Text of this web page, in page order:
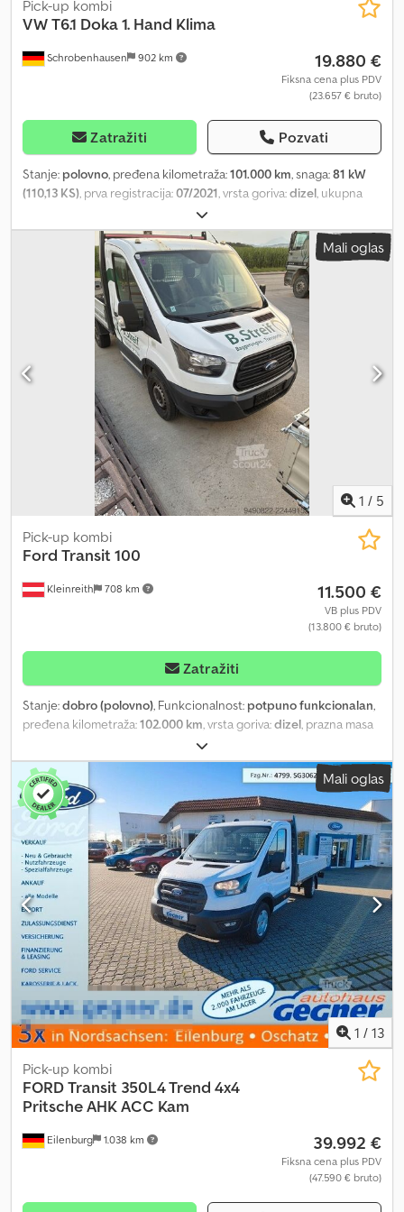
Schrobenhausen 902 km
Pick-up kombi
VWT6.1 Doka 1. Hand Klima
19.880 €
Fiksna cena plus PDV
(23.657 € bruto)
Zatražiti Pozvati
Stanje: polovno, pređena kilometraža:101.000 km, snaga:81 kW
(110,13 KS), prva registracija:07/2021, vrsta goriva:dizel, ukupna
, sledeća inspekcija (TÜV):
prenosa:mehanički, emisioni razred:Euro 6, broj sedišta:6,
ABS, centralno zaključavanje, elektronski program
stabilnosti (ESP), filter za čađ, grejač za parkiranje, klima uređaj
Daljinski upravljač, grejani spoljni retrovizori, radio, šipke za
zaštitnu ceradu, mogućnost korišćenja Apple CarPlay-a, isporuka
širom zemlje 295 EUR + PDV, garancija i probna vožnja su mogući.
Br.: 600 Radno vreme: ponedeljak-petak 8.00-12.00 i 13.30-17.00
časova, subotom od 9.00 do 11.30 časova. Dcsdpfx Asztg U Sjprsk
Više vozila možete pronaći na:
Mali oglas
1 / 5
Kleinreith 708 km
Pick-up kombi
Ford Transit 100
11.500 €
VB plus PDV
(13.800 € bruto)
Zatražiti
Stanje:dobro (polovno), Funkcionalnost: potpuno funkcionalan,
pređena kilometraža:102.000 km, vrsta goriva:dizel, prazna masa
, maksimalna nosivost:
osovina:2 osovine, sledeća inspekcija (TÜV):07/2027, tip prenosa:
mehanički
, suspencija:ostalo, Oprema:
ABS, elektronski program stabilnosti (ESP), vazdušni jastuk
Fordova platforma, dobro stanje. Dcsdpfxozqdaas Aprsk
Mali oglas
1 / 13
Eilenburg 1.038 km
Pick-up kombi
FORDTransit 350L4 Trend 4x4
Pritsche AHK ACC Kam
39.992 €
Fiksna cena plus PDV
(47.590 € bruto)